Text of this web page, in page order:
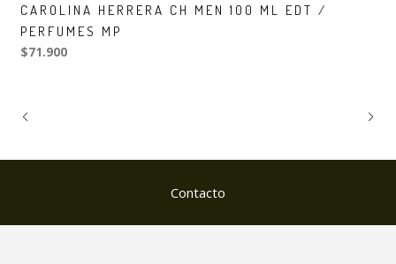
CAROLINA HERRERA CH MEN 100 ML EDT /
PERFUMES MP
$71.900
Contacto